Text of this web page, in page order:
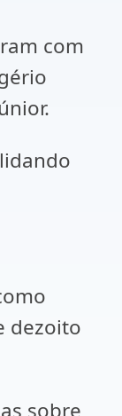
com
dezoito
sobre